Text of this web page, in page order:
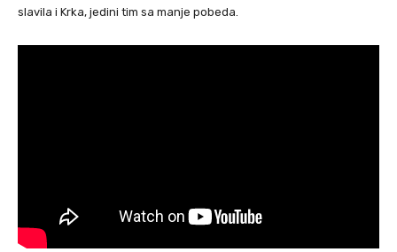
slavila i Krka, jedini tim sa manje pobeda.